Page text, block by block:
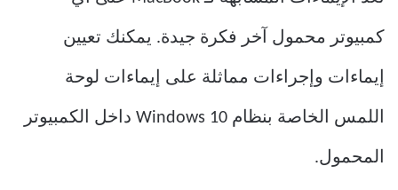
كمبيوتر محمول آخر فكرة جيدة. يمكنك تعيين
إيماءات وإجراءات مماثلة على إيماءات لوحة
اللمس الخاصة بنظام Windows 10 داخل الكمبيوتر
المحمول.